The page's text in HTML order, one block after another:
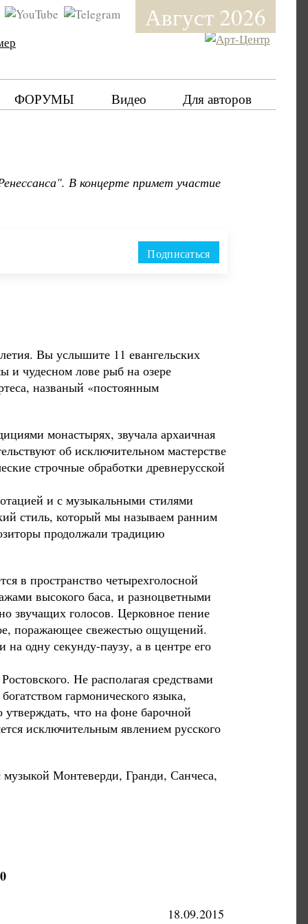
Август 2026
ФОРУМЫ Видео Для авторов
В концерте примет участие
Подписаться
Вы услышите 11 евангельских
и чудесном лове рыб на озере
названый «постоянным
монастырях, звучала архаичная
об исключительном мастерстве
строчные обработки древнерусской
и с музыкальными стилями
стиль, который мы называем ранним
продолжали традицию
в пространство четырехголосной
высокого баса, и разноцветными
звучащих голосов. Церковное пение
поражающее свежестью ощущений.
одну секунду-паузу, а в центре его
Не располагая средствами
гармонического языка,
что на фоне барочной
исключительным явлением русского
музыкой Монтеверди, Гранди, Санчеса,
18.09.2015